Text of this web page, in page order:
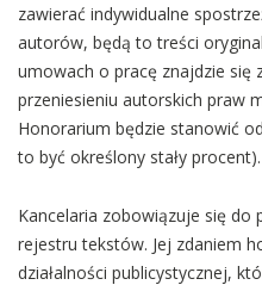
zawierać indywidualne
autorów, będą to treści
umowach o pracę znajdzie się
przeniesieniu autorskich praw
Honorarium będzie stanowić
to być określony stały procent).
Kancelaria zobowiązuje się do
rejestru tekstów. Jej zdaniem
działalności publicystycznej,